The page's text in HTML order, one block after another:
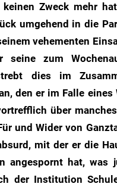
keinen Zweck mehr
umgehend in die
vehementen
seine zum
dies im
den er im Falle
über
und Wider von
mit der er die
angespornt hat, was
der Institution